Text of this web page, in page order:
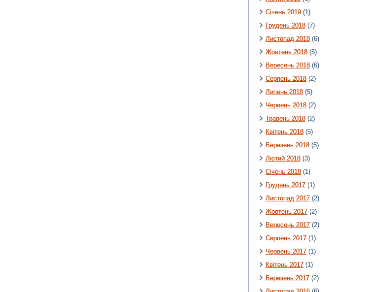
Січень 2019 (1)
Грудень 2018 (7)
Листопад 2018 (6)
Жовтень 2018 (5)
Вересень 2018 (6)
Серпень 2018 (2)
Липень 2018 (5)
Червень 2018 (2)
Травень 2018 (2)
Квітень 2018 (5)
Березень 2018 (5)
Лютий 2018 (3)
Січень 2018 (1)
Грудень 2017 (1)
Листопад 2017 (2)
Жовтень 2017 (2)
Вересень 2017 (2)
Серпень 2017 (1)
Червень 2017 (1)
Квітень 2017 (1)
Березень 2017 (2)